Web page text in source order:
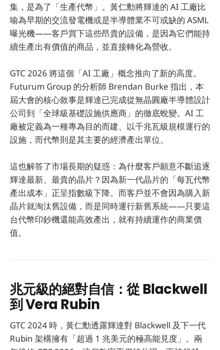
集，是為了「生產代幣」。黃仁勳將輝達的 AI 工廠比
喻為早期的交流發電機或是半導體業不可或缺的 ASML
曝光機——客戶買下這些昂貴的設備，是因為它們能持
續生產出有價值的商品，並直接轉化為營收。
GTC 2026 將這個「AI 工廠」概念推向了新的高度。
Futurum Group 的分析師 Brendan Burke 指出，本
屆大會的核心敘事是輝達已完成從無晶圓廠半導體設計
公司到「全球級基礎設施供應商」的徹底蛻變。AI 工
廠被定義為一種專為目的而建、以千兆瓦級規模運行的
設施，而代幣則是其主要的經濟產出單位。
這也解答了市場長期的疑惑：為什麼客戶願意不斷追逐
輝達最新、最貴的晶片？因為新一代晶片的「每瓦代幣
產出成本」正呈指數級下降。而客戶並不會因為購入新
晶片就淘汰舊設備，而是同時運行新舊系統——只要這
台代幣印鈔機還能高效產出，就有持續運作的商業價
值。
兆元級的絕對自信：從 Blackwell
到 Vera Rubin
GTC 2024 時，黃仁勳透露輝達對 Blackwell 及下一代
Rubin 架構擁有「超過 1 兆美元的極高能見度」。兩